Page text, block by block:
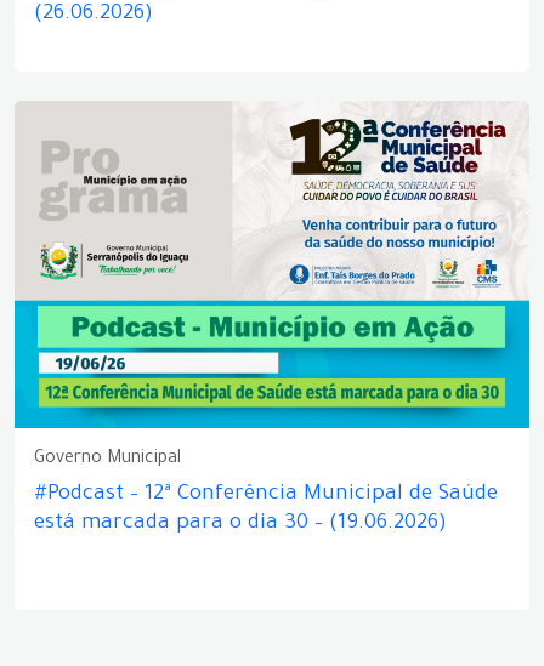
(26.06.2026)
Governo Municipal
#Podcast – 12ª Conferência Municipal de Saúde
está marcada para o dia 30 – (19.06.2026)